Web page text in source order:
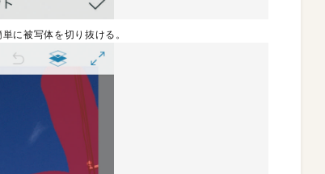
に被写体を切り抜ける。